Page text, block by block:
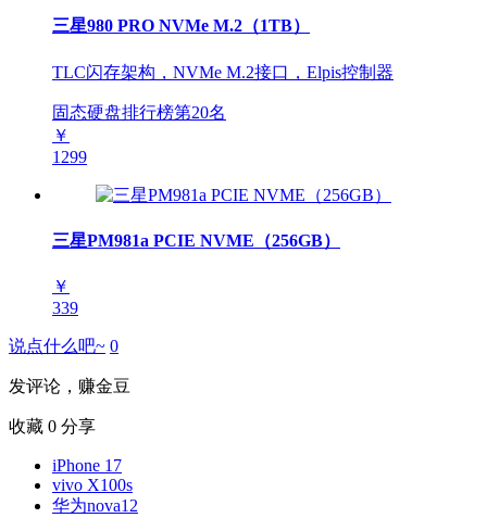
三星980 PRO NVMe M.2（1TB）
TLC闪存架构，NVMe M.2接口，Elpis控制器
固态硬盘排行榜第20名
￥
1299
三星PM981a PCIE NVME（256GB）
￥
339
说点什么吧~ 0
发评论，赚金豆
收藏 0 分享
iPhone 17
vivo X100s
华为nova12